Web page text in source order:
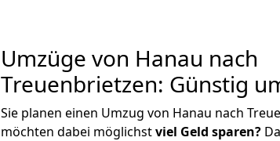
Umzüge von Hanau nach
Treuenbrietzen: Günstig
Sie planen einen Umzug von Hanau nach
möchten dabei möglichstviel Geld sparen?